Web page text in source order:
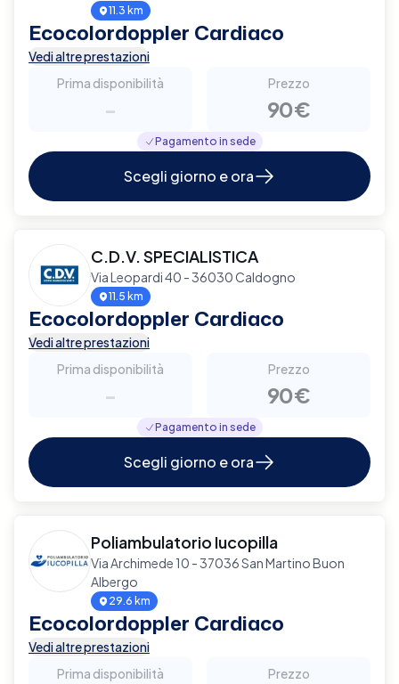
11.3 km
Ecocolordoppler Cardiaco
Vedi altre prestazioni
Prima disponibilità
-
Prezzo
90€
Pagamento in sede
Scegli giorno e ora
C.D.V. SPECIALISTICA
Via Leopardi 40 - 36030 Caldogno
11.5 km
Ecocolordoppler Cardiaco
Vedi altre prestazioni
Prima disponibilità
-
Prezzo
90€
Pagamento in sede
Scegli giorno e ora
Poliambulatorio Iucopilla
Via Archimede 10 - 37036 San Martino Buon
Albergo
29.6 km
Ecocolordoppler Cardiaco
Vedi altre prestazioni
Prima disponibilità
Prezzo